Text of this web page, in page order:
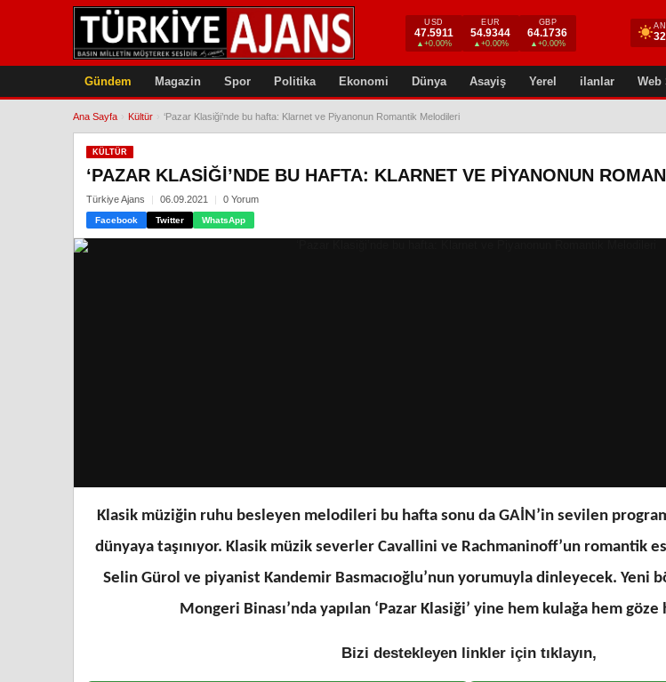
USD
47.5911
▲+0.00%
EUR
54.9344
▲+0.00%
GBP
64.1736
▲+0.00%
Gündem Magazin Spor Politika Ekonomi Dünya Asayiş Yerel ilanlar Web
Ana Sayfa Kültür ‘Pazar Klasiği’nde bu hafta: Klarnet ve Piyanonun Romantik Melodileri
KÜLTÜR
‘PAZAR KLASIĞI’NDE BU HAFTA: KLARNET VE PIYANONUN
Türkiye Ajans 06.09.2021 0 Yorum
Facebook Twitter WhatsApp
Klasik müziğin ruhu besleyen melodileri bu hafta sonu da GAİN’in sevilen
dünyaya taşınıyor. Klasik müzik severler Cavallini ve Rachmaninoff’un romantik
Selin Gürol ve piyanist Kandemir Basmacıoğlu’nun yorumuyla dinleyecek. Yeni
Mongeri Binası’nda yapılan ‘Pazar Klasiği’ yine hem kulağa hem
Bizi destekleyen linkler için tıklayın,